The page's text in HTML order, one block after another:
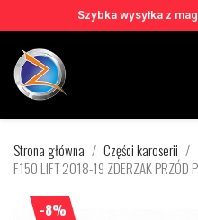
Szybka wysyłka z
Strona główna Części karoserii
F150 LIFT 2018-19 ZDERZAK PRZÓD
-8%